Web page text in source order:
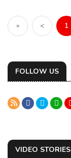
« < 1
FOLLOW US
VIDEO STORIES